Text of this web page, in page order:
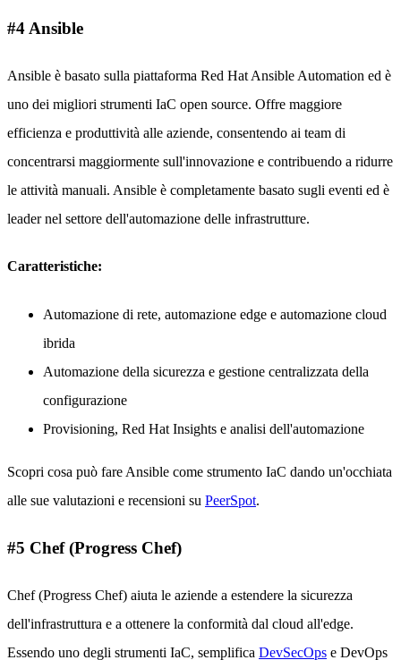
#4 Ansible
Ansible è basato sulla piattaforma Red Hat Ansible Automation ed è
uno dei migliori strumenti IaC open source. Offre maggiore
efficienza e produttività alle aziende, consentendo ai team di
concentrarsi maggiormente sull'innovazione e contribuendo a ridurre
le attività manuali. Ansible è completamente basato sugli eventi ed è
leader nel settore dell'automazione delle infrastrutture.
Caratteristiche:
Automazione di rete, automazione edge e automazione cloud
ibrida
Automazione della sicurezza e gestione centralizzata della
configurazione
Provisioning, Red Hat Insights e analisi dell'automazione
Scopri cosa può fare Ansible come strumento IaC dando un'occhiata
alle sue valutazioni e recensioni su PeerSpot.
#5 Chef (Progress Chef)
Chef (Progress Chef) aiuta le aziende a estendere la sicurezza
dell'infrastruttura e a ottenere la conformità dal cloud all'edge.
Essendo uno degli strumenti IaC, semplifica DevSecOps e DevOps